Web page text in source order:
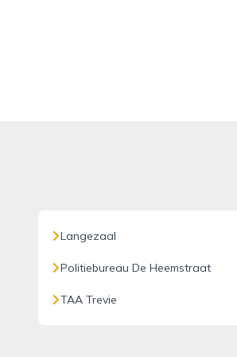
Langezaal
Politiebureau De Heemstraat
TAA Trevie